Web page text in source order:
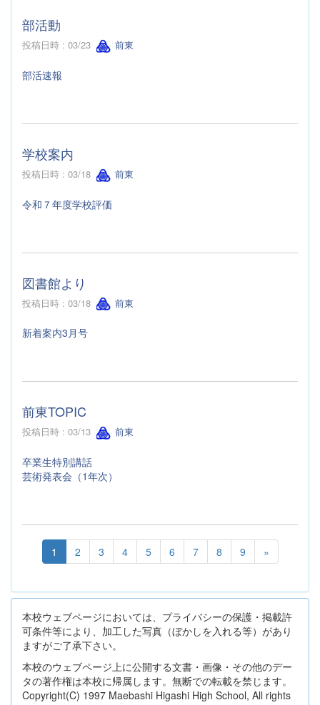
部活動
投稿日時 : 03/23 前東
部活速報
学校案内
投稿日時 : 03/18 前東
令和７年度学校評価
図書館より
投稿日時 : 03/18 前東
新着案内3月号
前東TOPIC
投稿日時 : 03/13 前東
卒業生特別講話
芸術発表会（1年次）
1 2 3 4 5 6 7 8 9 »
本校ウェブページにおいては、プライバシーの保護・掲載許
可条件等により、加工した写真（ぼかしを入れる等）があり
ますがご了承下さい。
本校のウェブページ上に公開する文書・画像・その他のデー
タの著作権は本校に帰属します。無断での転載を禁じます。
Copyright(C) 1997 Maebashi Higashi High School, All rights